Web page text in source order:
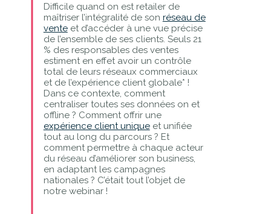
Difficile quand on est retailer de
maîtriser l’intégralité de son réseau de
venteet d’accéder à une vue précise
de l’ensemble de ses clients. Seuls 21
% des responsables des ventes
estiment en effet avoir un contrôle
total de leurs réseaux commerciaux
et de l’expérience client globale* !
Dans ce contexte, comment
centraliser toutes ses données on et
offline ? Comment offrir une
expérience client uniqueet unifiée
tout au long du parcours ? Et
comment permettre à chaque acteur
du réseau d’améliorer son business,
en adaptant les campagnes
nationales ? C’était tout l’objet de
notre webinar !